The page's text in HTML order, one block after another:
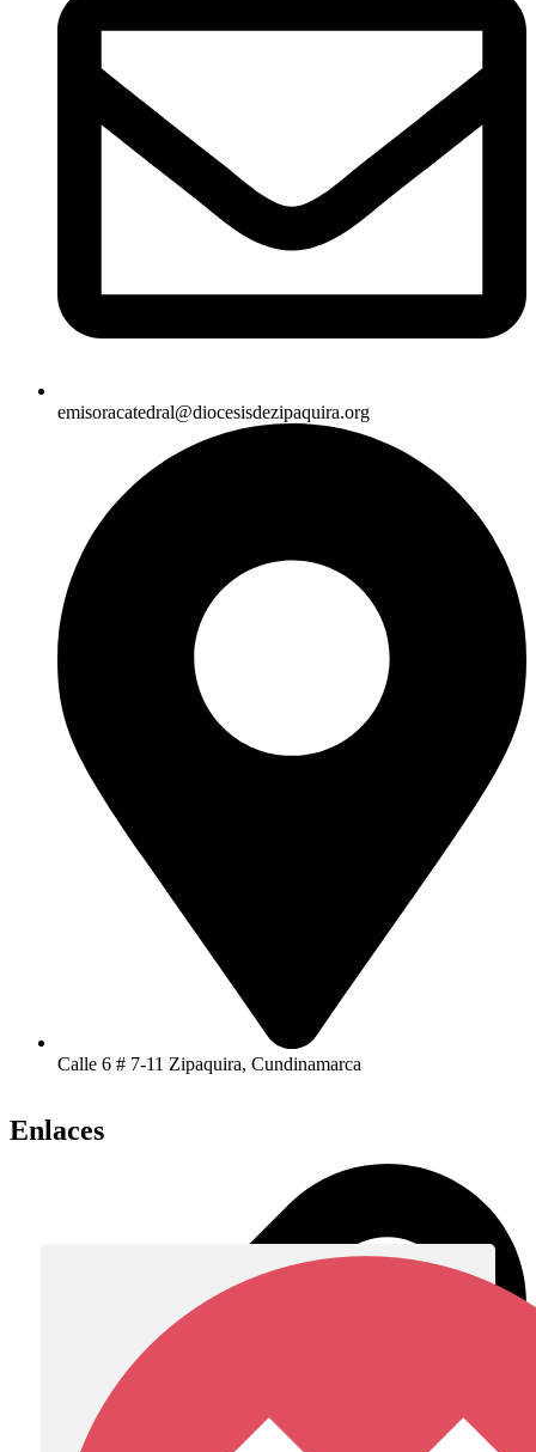
emisoracatedral@diocesisdezipaquira.org
Calle 6 # 7-11 Zipaquira, Cundinamarca
Enlaces